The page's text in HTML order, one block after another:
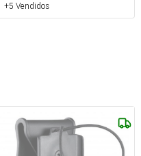
+5 Vendidos